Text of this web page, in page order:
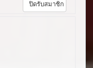
ปิดรับสมาชิก